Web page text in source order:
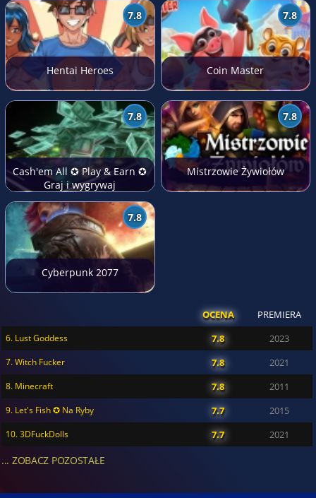
7.8
Hentai Heroes
7.8
Coin Master
7.8
Cash'em All ✪ Play & Earn ✪
Graj i wygrywaj
7.8
Mistrzowie Żywiołów
7.8
Cyberpunk 2077
OCENA PREMIERA
6. Lust Goddess 7.8 2023
7. Witch Fucker 7.8 2021
8. Minecraft 7.8 2011
9. Let's Fish ✪ Na Ryby 7.7 2015
10. 3DFuckDolls 7.7 2021
... ZOBACZ POZOSTAŁE